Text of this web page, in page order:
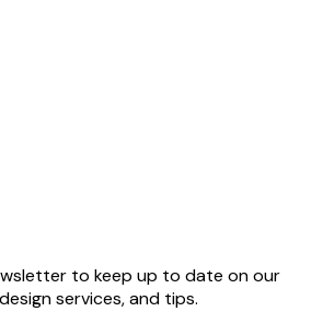
to keep up to date on our
services, and tips.